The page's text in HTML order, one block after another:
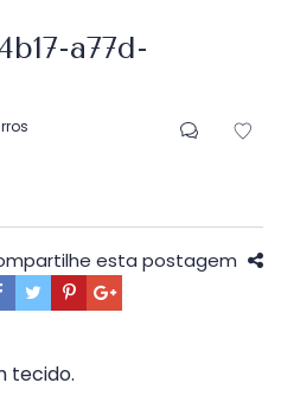
a77d-
esta postagem
tecido.